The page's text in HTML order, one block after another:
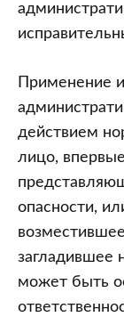
Применение
действием
лицо,
опасности,
загладившее
может быть